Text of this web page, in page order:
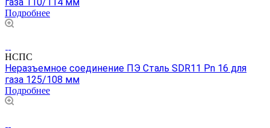
Подробнее
НСПС
Неразъемное соединение ПЭ Сталь SDR11 Pn 16 для
газа 125/108 мм
Подробнее